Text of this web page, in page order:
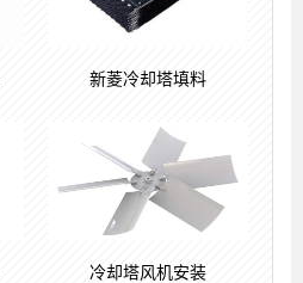
新菱冷却塔填料
冷却塔风机安装